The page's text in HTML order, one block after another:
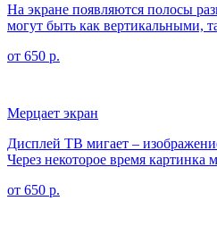
На экране появляются полосы
могут быть как вертикальными,
от 650 р.
Мерцает экран
Дисплей ТВ мигает –
Через некоторое время картинка
от 650 р.